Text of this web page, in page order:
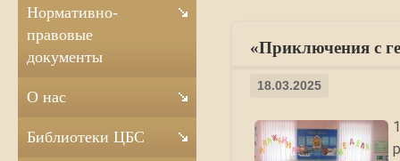
«Приключения с
18.03.2025
Нормативно-
правовые
документы
О нас
Библиотеки ЦБС